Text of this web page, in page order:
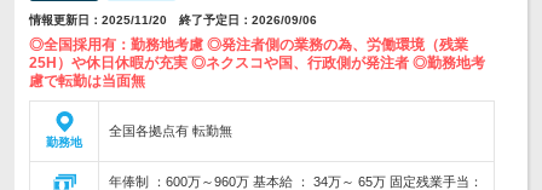
情報更新日：2025/11/20 終了予定日：2026/09/06
◎全国採用有：勤務地考慮 ◎発注者側の業務の為、労働環境（残業
25H）や休日休暇が充実 ◎ネクスコや国、行政側が発注者 ◎勤務地考
慮で転勤は当面無
勤務地
全国各拠点有 転勤無
年俸制 ：600万～960万 基本給 ： 34万～ 65万 固定残業手当：